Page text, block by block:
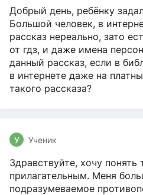
Добрый день, ребёнку
Большой человек, в
рассказ нереально, зато
от гдз, и даже имена
данный рассказ, если в
в интернете даже на
такого рассказа?
У Ученик
Здравствуйте, хочу понять
прилагательным. Меня
подразумеваемое